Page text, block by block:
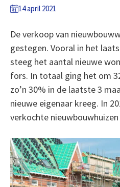
14 april 2021
De verkoop van
gestegen. Vooral in het
steeg het aantal nieuwe
fors. In totaal ging het om
zo’n 30% in de laatste 3
nieuwe eigenaar kreeg. In
verkochte